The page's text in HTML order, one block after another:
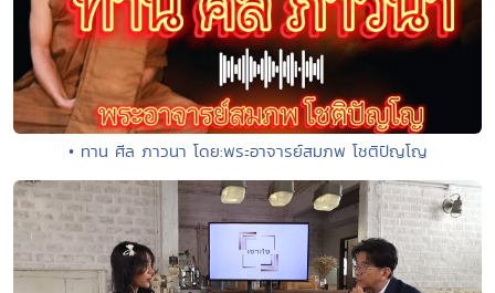
• ทาน ศีล ภาวนา โดย:พระอาจารย์สมภพ โชติปัญโญ